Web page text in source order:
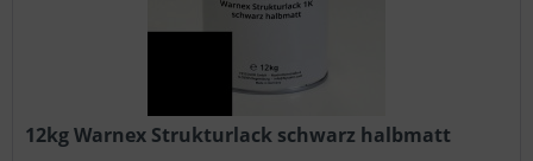
12kg Warnex Strukturlack schwarz halbmatt